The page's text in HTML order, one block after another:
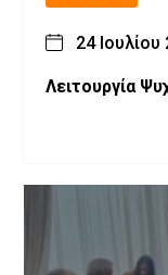
24 Ιουλίου
Λειτουργία